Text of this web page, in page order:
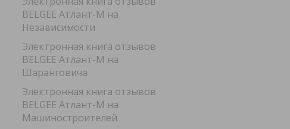
BELGEE Атлант-М на
Независимости
Электронная книга отзывов
BELGEE Атлант-М на
Шаранговича
Электронная книга отзывов
BELGEE Атлант-М на
Машиностроителей